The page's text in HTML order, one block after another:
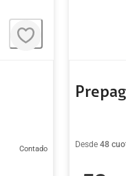
Contado Desde 48